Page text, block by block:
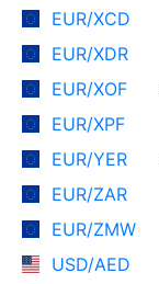
EUR/XCD
EUR/XDR
EUR/XOF
EUR/XPF
EUR/YER
EUR/ZAR
EUR/ZMW
USD/AED